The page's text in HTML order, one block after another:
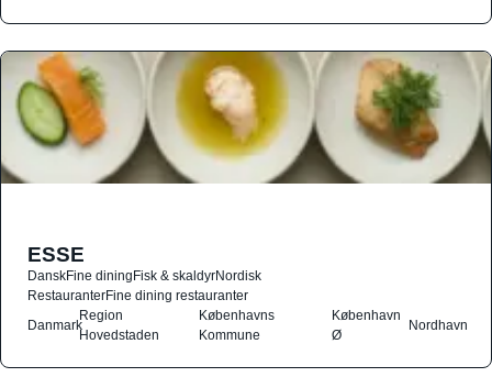
ESSE
DanskFine diningFisk & skaldyrNordisk
RestauranterFine dining restauranter
Danmark
Region
Hovedstaden
Københavns
Kommune
København
Ø
Nordhavn